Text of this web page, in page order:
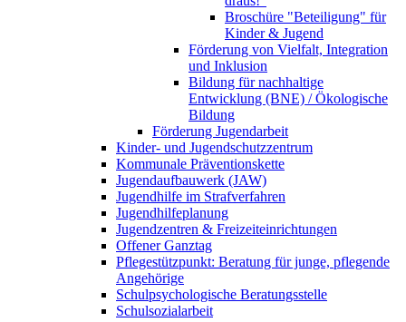
Broschüre "Beteiligung" für
Kinder & Jugend
Förderung von Vielfalt, Integration
und Inklusion
Bildung für nachhaltige
Entwicklung (BNE) / Ökologische
Bildung
Förderung Jugendarbeit
Kinder- und Jugendschutzzentrum
Kommunale Präventionskette
Jugendaufbauwerk (JAW)
Jugendhilfe im Strafverfahren
Jugendhilfeplanung
Jugendzentren & Freizeiteinrichtungen
Offener Ganztag
Pflegestützpunkt: Beratung für junge, pflegende
Angehörige
Schulpsychologische Beratungsstelle
Schulsozialarbeit